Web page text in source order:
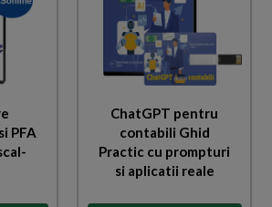
PFA
ChatGPT pentru
contabili Ghid
Practic cu prompturi
si aplicatii reale